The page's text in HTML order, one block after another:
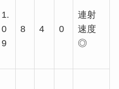
1.
0
9
8 4 0
連射
速度
◎